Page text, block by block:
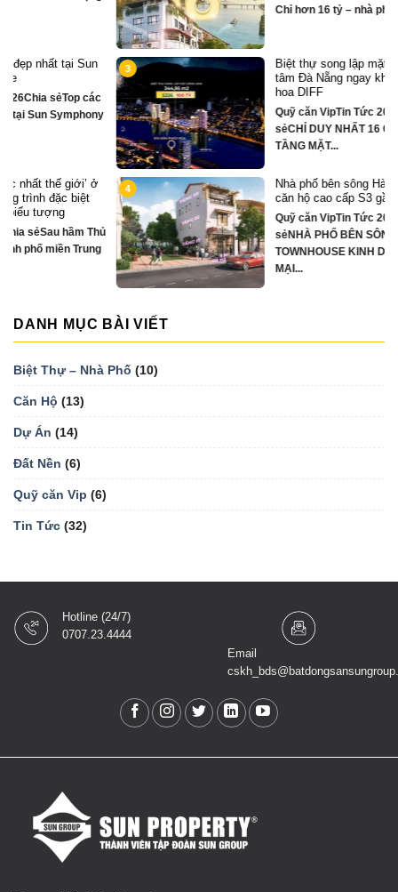
Chỉ hơn 16 tỷ – nhà phố 3 tầng...
3
Biệt thự song lập mặt sông Hàn, trung
tâm Đà Nẵng ngay khán đài xem pháo
hoa DIFF
Quỹ căn VipTin Tức 2024-08-28Chia
sẻCHỈ DUY NHẤT 16 CĂN BIỆT THỰ 3
TẦNG MẶT...
4
Nhà phố bên sông Hàn, ngay sát toà
căn hộ cao cấp S3 gần ngay mặt sông
Quỹ căn VipTin Tức 2024-08-28Chia
sẻNHÀ PHỐ BÊN SÔNG HÀN
TOWNHOUSE KINH DOANH THƯƠNG
MẠI...
DANH MỤC BÀI VIẾT
Biệt Thự – Nhà Phố (10)
Căn Hộ (13)
Dự Án (14)
Đất Nền (6)
Quỹ căn Vip (6)
Tin Tức (32)
Hotline (24/7)
0707.23.4444
Email